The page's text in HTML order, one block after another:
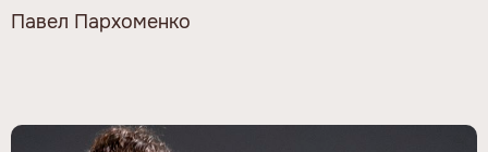
Павел Пархоменко